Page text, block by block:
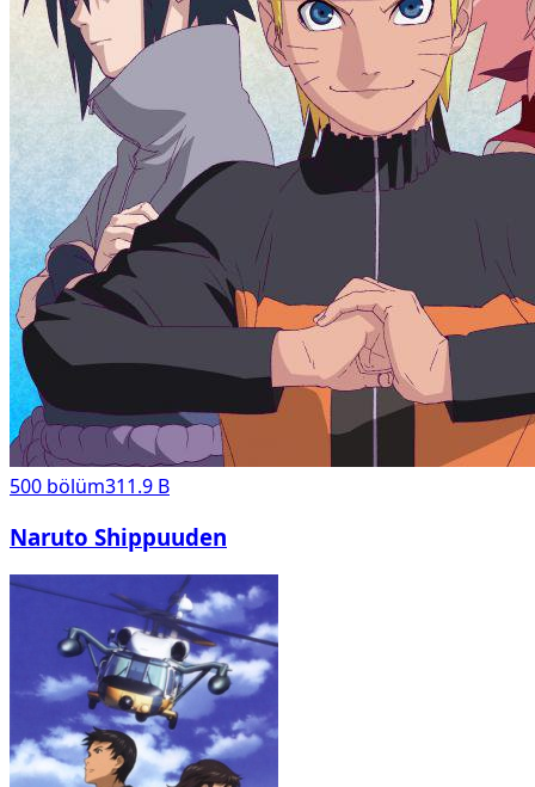
500 bölüm311.9 B
Naruto Shippuuden